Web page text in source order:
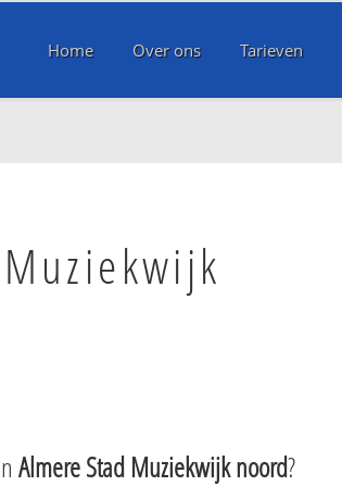
Home Over ons Tarieven
Almere Stad Muziekwijk noord?